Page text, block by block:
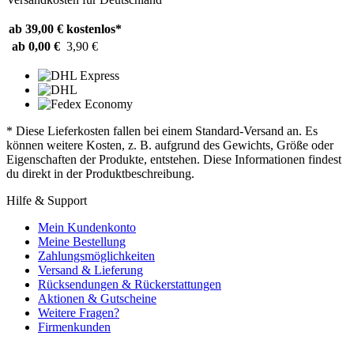
ab 39,00 € kostenlos*
ab 0,00 € 3,90 €
* Diese Lieferkosten fallen bei einem Standard-Versand an. Es
können weitere Kosten, z. B. aufgrund des Gewichts, Größe oder
Eigenschaften der Produkte, entstehen. Diese Informationen findest
du direkt in der Produktbeschreibung.
Hilfe & Support
Mein Kundenkonto
Meine Bestellung
Zahlungsmöglichkeiten
Versand & Lieferung
Rücksendungen & Rückerstattungen
Aktionen & Gutscheine
Weitere Fragen?
Firmenkunden